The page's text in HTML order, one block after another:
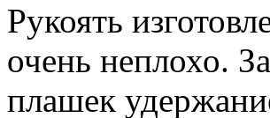
Рукоять
очень неплохо.
плашек